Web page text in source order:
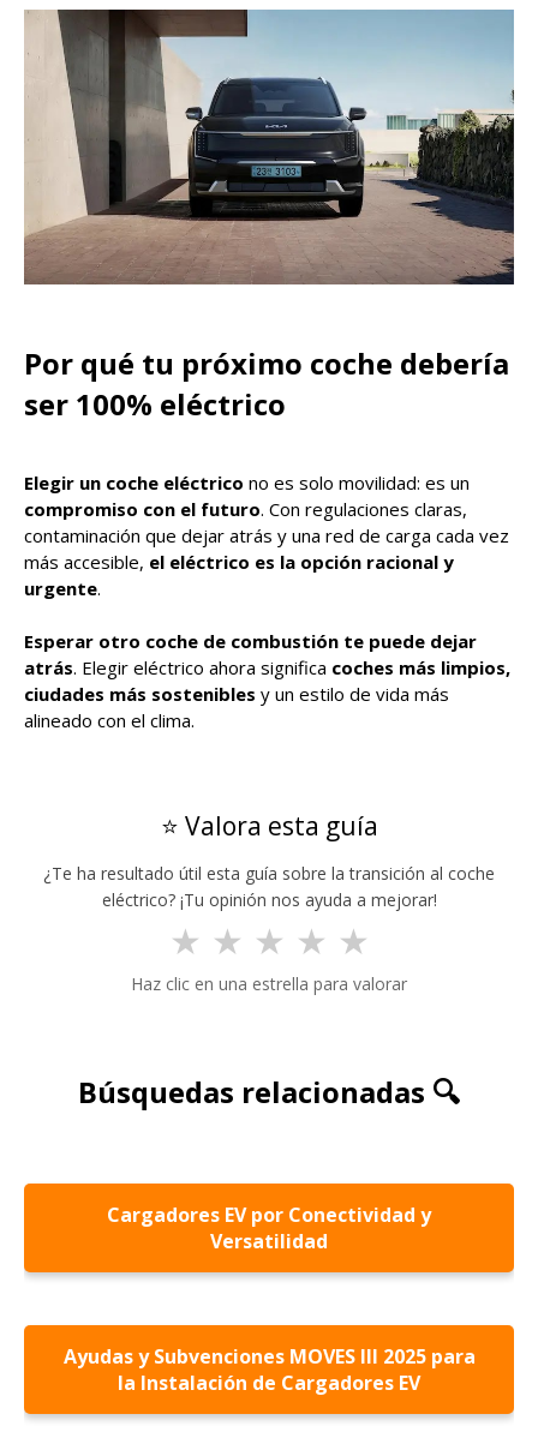
Por qué tu próximo coche debería
ser 100% eléctrico
Elegir un coche eléctrico no es solo movilidad: es un
compromiso con el futuro. Con regulaciones claras,
contaminación que dejar atrás y una red de carga cada vez
más accesible, el eléctrico es la opción racional y
urgente.
Esperar otro coche de combustión te puede dejar
atrás. Elegir eléctrico ahora significa coches más limpios,
ciudades más sostenibles y un estilo de vida más
alineado con el clima.
⭐ Valora esta guía
¿Te ha resultado útil esta guía sobre la transición al coche
eléctrico? ¡Tu opinión nos ayuda a mejorar!
★ ★ ★ ★ ★
Haz clic en una estrella para valorar
Búsquedas relacionadas 🔍
Cargadores EV por Conectividad y
Versatilidad
Ayudas y Subvenciones MOVES III 2025 para
la Instalación de Cargadores EV